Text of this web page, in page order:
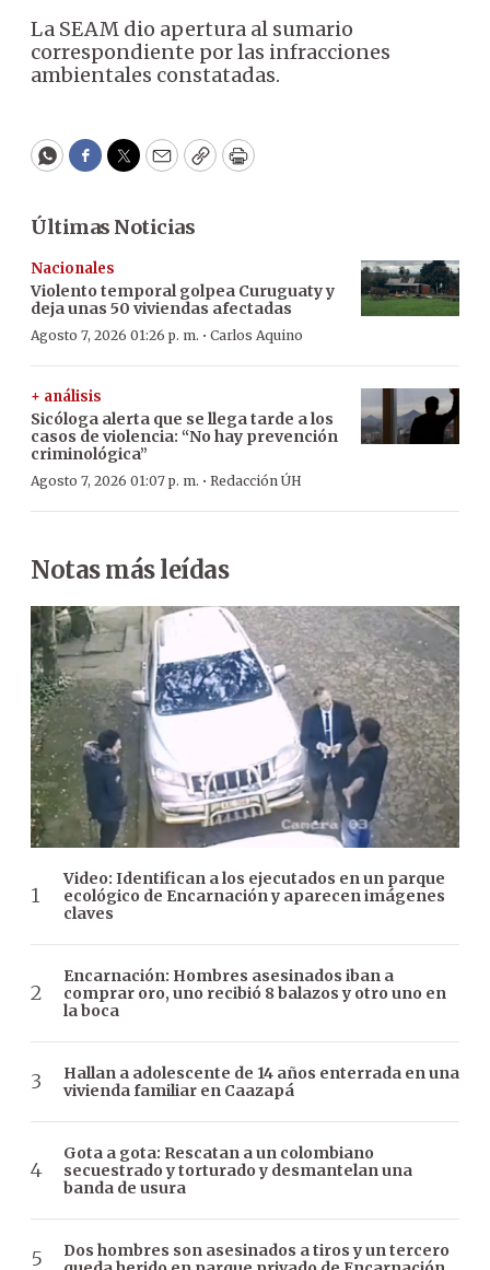
La SEAM dio apertura al sumario
correspondiente por las infracciones
ambientales constatadas.
WhatsApp
Facebook
Twitter
EmailCopyPrint
Últimas Noticias
Nacionales
Violento temporal golpea Curuguaty y
deja unas 50 viviendas afectadas
Agosto 7, 2026 01:26 p. m. · Carlos Aquino
+ análisis
Sicóloga alerta que se llega tarde a los
casos de violencia: “No hay prevención
criminológica”
Agosto 7, 2026 01:07 p. m. · Redacción ÚH
Notas más leídas
Video: Identifican a los ejecutados en un parque
ecológico de Encarnación y aparecen imágenes
claves
Encarnación: Hombres asesinados iban a
comprar oro, uno recibió 8 balazos y otro uno en
la boca
Hallan a adolescente de 14 años enterrada en una
vivienda familiar en Caazapá
Gota a gota: Rescatan a un colombiano
secuestrado y torturado y desmantelan una
banda de usura
Dos hombres son asesinados a tiros y un tercero